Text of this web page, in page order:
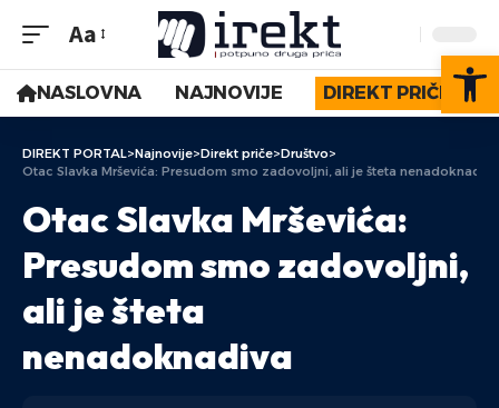
Aa
NASLOVNA NAJNOVIJE DIREKT PRIČE
DIREKT PORTAL>Najnovije>Direkt priče>Društvo>
Otac Slavka Mrševića: Presudom smo zadovoljni, ali je šteta nenadoknadiva
Otac Slavka Mrševića:
Presudom smo zadovoljni,
ali je šteta
nenadoknadiva